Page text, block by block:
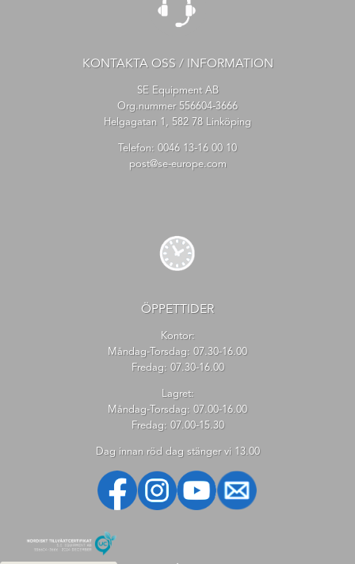
KONTAKTA OSS / INFORMATION
SE Equipment AB
Org.nummer 556604-3666
Helgagatan 1, 582 78 Linköping
Telefon: 0046 13-16 00 10
post@se-europe.com
ÖPPETTIDER
Kontor:
Måndag-Torsdag: 07.30-16.00
Fredag: 07.30-16.00
Lagret:
Måndag-Torsdag: 07.00-16.00
Fredag: 07.00-15.30
Dag innan röd dag stänger vi 13.00